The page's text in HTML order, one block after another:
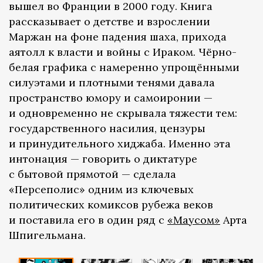
вышел во Франции в 2000 году. Книга
рассказывает о детстве и взрослении
Маржан на фоне падения шаха, прихода
аятолл к власти и войны с Ираком. Чёрно-
белая графика с намеренно упрощёнными
силуэтами и плотными тенями давала
пространство юмору и самоиронии —
и одновременно не скрывала тяжести тем:
государственного насилия, цензуры
и принудительного хиджаба. Именно эта
интонация — говорить о диктатуре
с бытовой прямотой — сделала
«Персеполис» одним из ключевых
политических комиксов рубежа веков
и поставила его в один ряд с «Маусом» Арта
Шпигельмана.